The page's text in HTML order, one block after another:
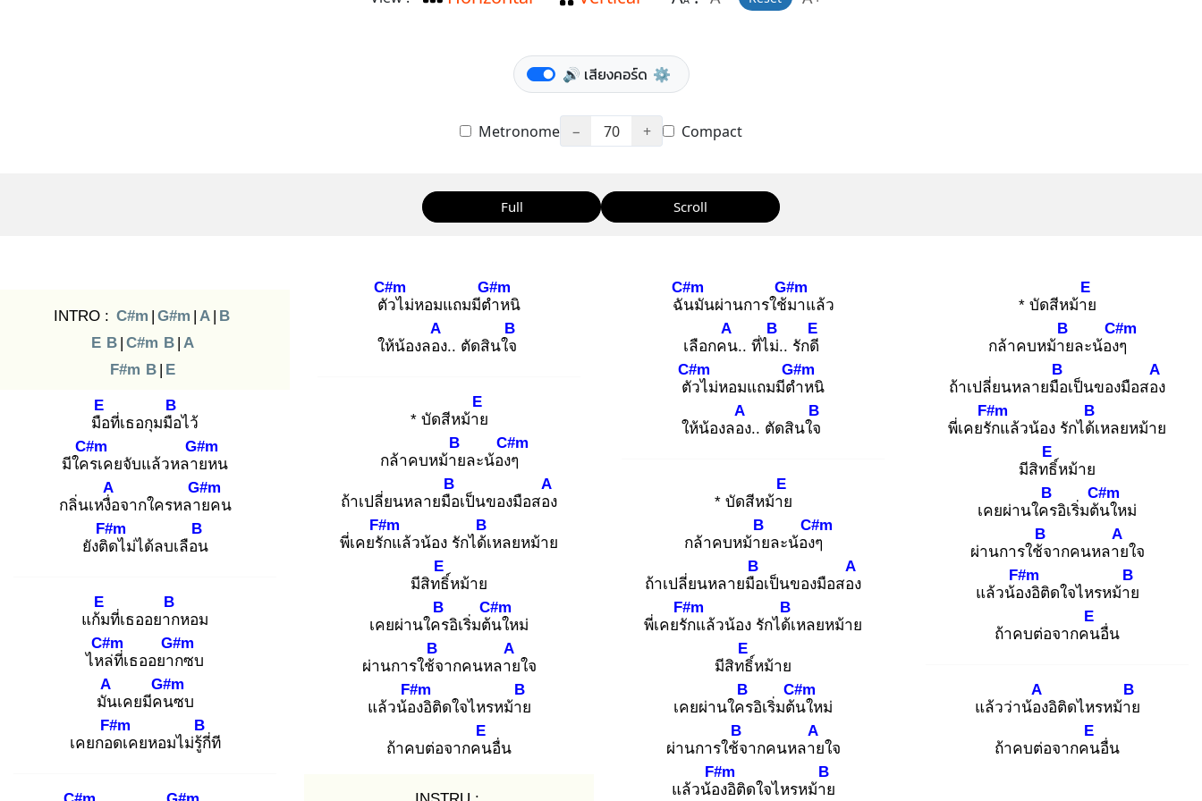
🔊 เสียงคอร์ด ⚙️
Metronome − 70 + Compact
Full Scroll
INTRO : C#m | G#m | A | B
E B | C#m B | A
F#m B | E
มือ
E
ที่เธอกุมมือ
B
ไว้
มีใคร
C#m
เคยจับแล้วหลาย
G#m
หน
กลิ่นเหงื่อ
A
จากใครหลาย
G#m
คน
ยังติด
F#m
ไม่ได้ลบเลือน
B
แก้ม
E
ที่เธออยาก
B
หอม
ไหล่
C#m
ที่เธออยาก
G#m
ซบ
มัน
A
เคยมีคน
G#m
ซบ
เคยกอด
F#m
เคยหอมไม่รู้กี่
B
ที
ตัว
C#m
ไม่หอมแถมมีตำ
G#m
หนิ
ให้น้องลอง
A
.. ตัดสินใจ
B
* บัดสีหม้าย
E
กล้าคบหม้าย
B
ละน้องๆ
C#m
ถ้าเปลี่ยนหลายมือ
B
เป็นของมือสอง
A
พี่เคยรัก
F#m
แล้วน้อง รักได้เ
B
หลยหม้าย
มีสิทธิ์
E
หม้าย
เคยผ่านใคร
B
อิเริ่มต้น
C#m
ใหม่
ผ่านการใช้จ
B
ากคนหลาย
A
ใจ
แล้วน้อง
F#m
อิติดใจไหรหม้าย
B
ถ้าคบต่อจากคน
E
อื่น
ฉัน
C#m
มันผ่านการใช้ม
G#m
าแล้ว
เลือกคน
A
.. ที่ไม่.
B
. รักดี
E
ตัว
C#m
ไม่หอมแถมมีตำ
G#m
หนิ
ให้น้องลอง
A
.. ตัดสินใจ
B
* บัดสีหม้าย
E
กล้าคบหม้าย
B
ละน้องๆ
C#m
ถ้าเปลี่ยนหลายมือ
B
เป็นของมือสอง
A
พี่เคยรัก
F#m
แล้วน้อง รักได้เ
B
หลยหม้าย
มีสิทธิ์
E
หม้าย
เคยผ่านใคร
B
อิเริ่มต้น
C#m
ใหม่
ผ่านการใช้จ
B
ากคนหลาย
A
ใจ
แล้วน้อง
F#m
อิติดใจไหรหม้าย
B
* บัดสีหม้าย
E
กล้าคบหม้าย
B
ละน้องๆ
C#m
ถ้าเปลี่ยนหลายมือ
B
เป็นของมือสอง
A
พี่เคยรัก
F#m
แล้วน้อง รักได้เ
B
หลยหม้าย
มีสิทธิ์
E
หม้าย
เคยผ่านใคร
B
อิเริ่มต้น
C#m
ใหม่
ผ่านการใช้จ
B
ากคนหลาย
A
ใจ
แล้วน้อง
F#m
อิติดใจไหรหม้าย
B
ถ้าคบต่อจากคน
E
อื่น
แล้วว่าน้อง
A
อิติดไหรหม้าย
B
ถ้าคบต่อจากคน
E
อื่น